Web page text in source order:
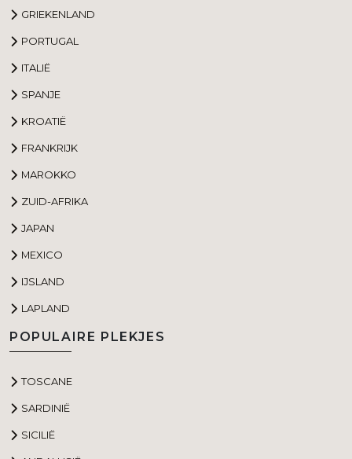
GRIEKENLAND
PORTUGAL
ITALIË
SPANJE
KROATIË
FRANKRIJK
MAROKKO
ZUID-AFRIKA
JAPAN
MEXICO
IJSLAND
LAPLAND
POPULAIRE PLEKJES
TOSCANE
SARDINIË
SICILIË